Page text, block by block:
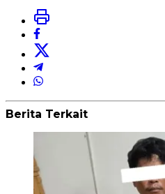
Berita Terkait